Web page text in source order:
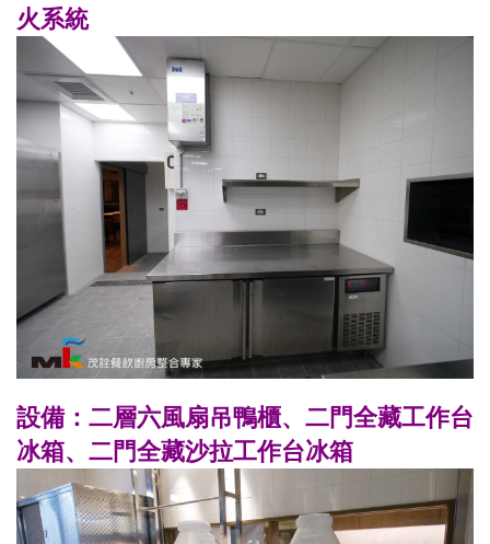
火系統
設備：二層六風扇吊鴨櫃、二門全藏工作台
冰箱、二門全藏沙拉工作台冰箱